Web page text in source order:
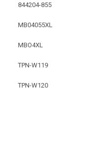
844204-855
MB04055XL
MBO4XL
TPN-W119
TPN-W120